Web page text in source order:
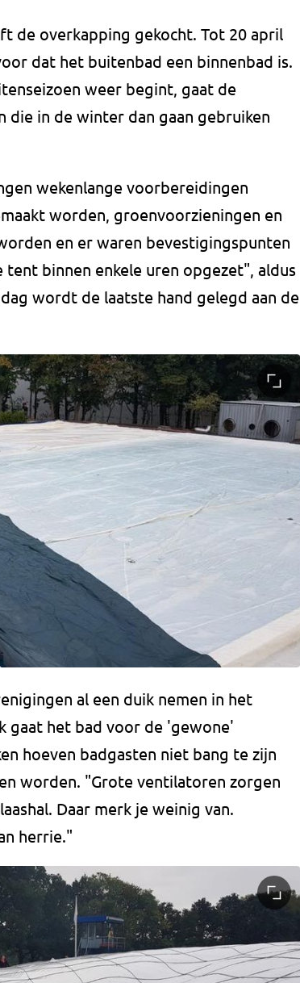
de overkapping gekocht. Tot 20 april
dat het buitenbad een binnenbad is.
weer begint, gaat de
die in de winter dan gaan gebruiken
wekenlange voorbereidingen
worden, groenvoorzieningen en
en er waren bevestigingspunten
binnen enkele uren opgezet", aldus
wordt de laatste hand gelegd aan de
al een duik nemen in het
gaat het bad voor de 'gewone'
hoeven badgasten niet bang te zijn
worden. "Grote ventilatoren zorgen
Daar merk je weinig van.
herrie."